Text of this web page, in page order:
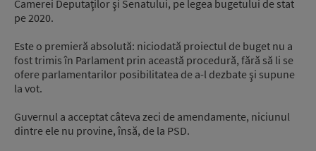
Camerei Deputaţilor şi Senatului, pe legea bugetului de stat
pe 2020.
Este o premieră absolută: niciodată proiectul de buget nu a
fost trimis în Parlament prin această procedură, fără să li se
ofere parlamentarilor posibilitatea de a-l dezbate şi supune
la vot.
Guvernul a acceptat câteva zeci de amendamente, niciunul
dintre ele nu provine, însă, de la PSD.